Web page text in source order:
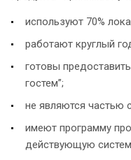
используют 70%
работают круглый
готовы
гостем”;
не являются частью
имеют программу
действующую